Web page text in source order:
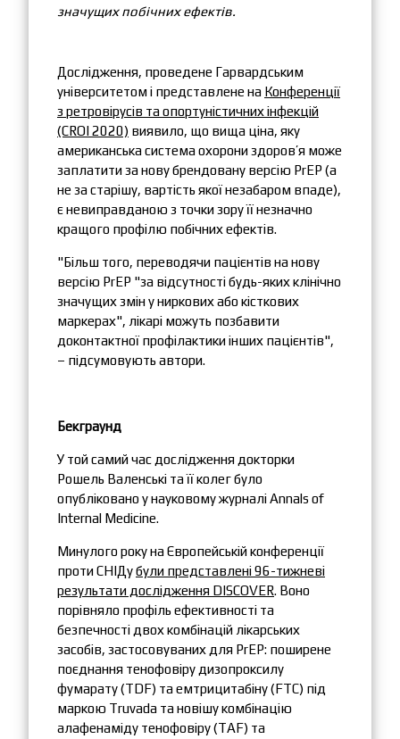
значущих побічних ефектів.
Дослідження, проведене Гарвардським
університетом і представлене на Конференції
з ретровірусів та опортуністичних інфекцій
(CROI 2020) виявило, що вища ціна, яку
американська система охорони здоров’я може
заплатити за нову брендовану версію PrEP (а
не за старішу, вартість якої незабаром впаде),
є невиправданою з точки зору її незначно
кращого профілю побічних ефектів.
"Більш того, переводячи пацієнтів на нову
версію PrEP "за відсутності будь-яких клінічно
значущих змін у ниркових або кісткових
маркерах", лікарі можуть позбавити
доконтактної профілактики інших пацієнтів",
– підсумовують автори.
Бекграунд
У той самий час дослідження докторки
Рошель Валенські та її колег було
опубліковано у науковому журналі Annals of
Internal Medicine.
Минулого року на Європейській конференції
проти СНІДубули представлені 96-тижневі
результати дослідження DISCOVER. Воно
порівняло профіль ефективності та
безпечності двох комбінацій лікарських
засобів, застосовуваних для PrEP: поширене
поєднання тенофовіру дизопроксилу
фумарату (TDF) та емтрицитабіну (FTC) під
маркою Truvada та новішу комбінацію
алафенаміду тенофовіру (TAF) та